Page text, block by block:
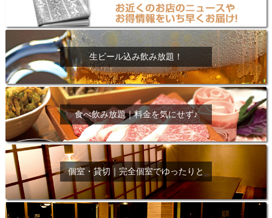
生ビール込み飲み放題！
食べ飲み放題｜料金を気にせず♪
個室・貸切｜完全個室でゆったりと